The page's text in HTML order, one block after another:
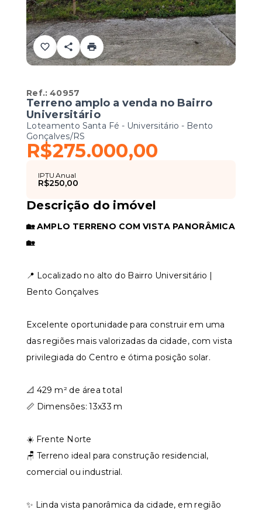
Ref.:40957
Terreno amplo a venda no Bairro
Universitário
Loteamento Santa Fé - Universitário - Bento
Gonçalves/RS
R$275.000,00
IPTU Anual
R$250,00
Descrição do imóvel
🏡 AMPLO TERRENO COM VISTA PANORÂMICA
🏡
📍 Localizado no alto do Bairro Universitário |
Bento Gonçalves
Excelente oportunidade para construir em uma
das regiões mais valorizadas da cidade, com vista
privilegiada do Centro e ótima posição solar.
📐 429 m² de área total
📏 Dimensões: 13x33 m
☀️ Frente Norte
🪑 Terreno ideal para construção residencial,
comercial ou industrial.
✨ Linda vista panorâmica da cidade, em região